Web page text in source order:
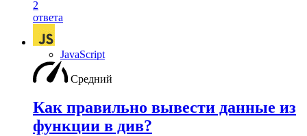
2
ответа
JavaScript
Средний
Как правильно вывести данные из
функции в див?